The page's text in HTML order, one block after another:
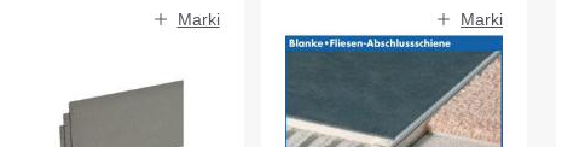
Marki Marki